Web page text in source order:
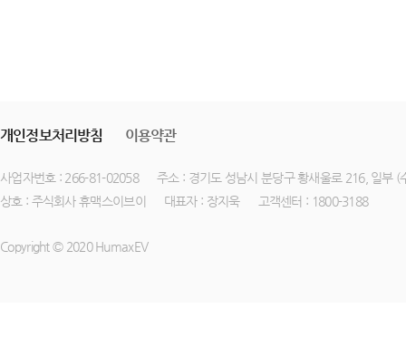
개인정보처리방침 이용약관
사업자번호 : 266-81-02058
주소 : 경기도 성남시 분당구 황새울로 216, 일부 (
상호 : 주식회사 휴맥스이브이
대표자 : 장지욱 고객센터 : 1800-3188
Copyright © 2020 HumaxEV